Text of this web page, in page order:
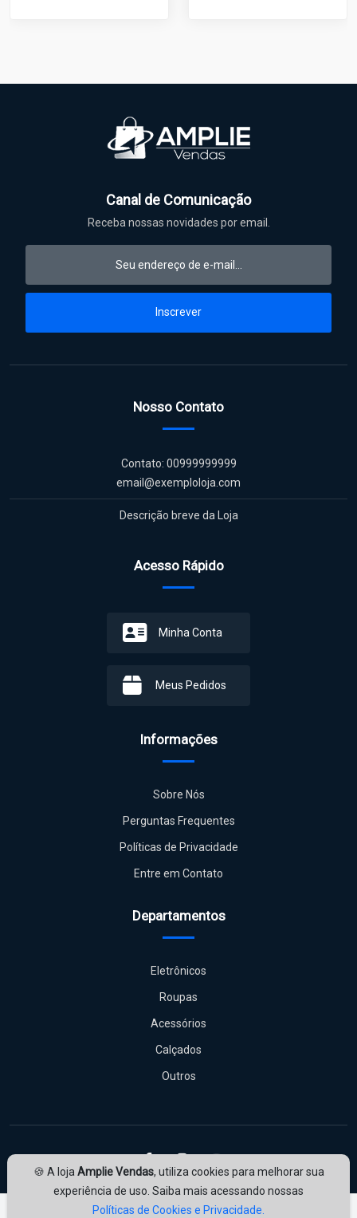
🍪 A loja Amplie Vendas, utiliza cookies para melhorar sua
experiência de uso. Saiba mais acessando nossas
Políticas de Cookies e Privacidade.
Canal de Comunicação
Receba nossas novidades por email.
Inscrever
Nosso Contato
Contato: 00999999999
email@exemploloja.com
Descrição breve da Loja
Acesso Rápido
Minha Conta
Meus Pedidos
Informações
Sobre Nós
Perguntas Frequentes
Políticas de Privacidade
Entre em Contato
Departamentos
Eletrônicos
Roupas
Acessórios
Calçados
Outros